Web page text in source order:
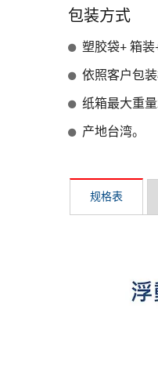
包装方式
塑胶袋+ 箱装
依照客户包装
纸箱最大重量
产地台湾。
规格表